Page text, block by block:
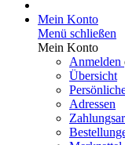
Mein Konto
Menü schließen
Mein Konto
Anmelden
Übersicht
Adressen